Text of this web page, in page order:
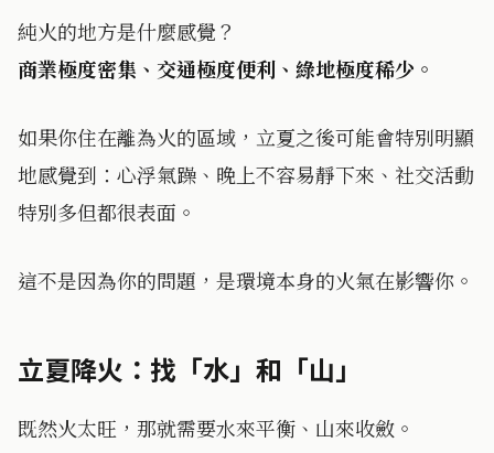
純火的地方是什麼感覺？
商業極度密集、交通極度便利、綠地極度稀少。
如果你住在離為火的區域，立夏之後可能會特別明顯
地感覺到：心浮氣躁、晚上不容易靜下來、社交活動
特別多但都很表面。
這不是因為你的問題，是環境本身的火氣在影響你。
立夏降火：找「水」和「山」
既然火太旺，那就需要水來平衡、山來收斂。